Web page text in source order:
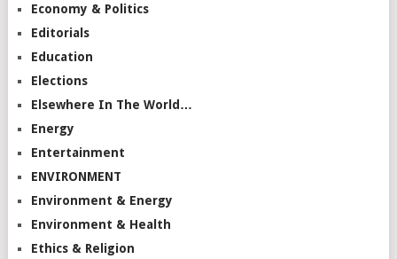
Economy & Politics
Editorials
Education
Elections
Elsewhere In The World…
Energy
Entertainment
ENVIRONMENT
Environment & Energy
Environment & Health
Ethics & Religion